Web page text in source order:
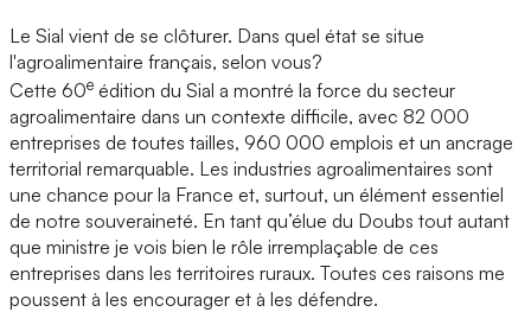
Le Sial vient de se clôturer. Dans quel état se situe
l'agroalimentaire français, selon vous?
Cette 60e édition du Sial a montré la force du secteur
agroalimentaire dans un contexte difficile, avec 82 000
entreprises de toutes tailles, 960 000 emplois et un ancrage
territorial remarquable. Les industries agroalimentaires sont
une chance pour la France et, surtout, un élément essentiel
de notre souveraineté. En tant qu’élue du Doubs tout autant
que ministre je vois bien le rôle irremplaçable de ces
entreprises dans les territoires ruraux. Toutes ces raisons me
poussent à les encourager et à les défendre.